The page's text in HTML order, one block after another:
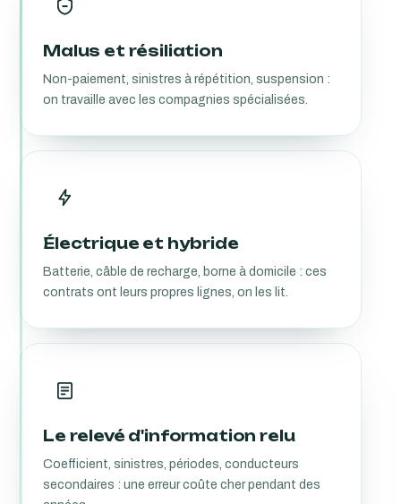
Malus et résiliation
Non-paiement, sinistres à répétition, suspension :
on travaille avec les compagnies spécialisées.
Électrique et hybride
Batterie, câble de recharge, borne à domicile : ces
contrats ont leurs propres lignes, on les lit.
Le relevé d'information relu
Coefficient, sinistres, périodes, conducteurs
secondaires : une erreur coûte cher pendant des